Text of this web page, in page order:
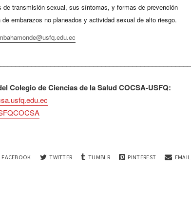
de transmisión sexual, sus síntomas, y formas de prevención
de embarazos no planeados y actividad sexual de alto riesgo.
Colegio de Ciencias de la Salud COCSA-USFQ:
FACEBOOK TWITTER TUMBLR PINTEREST EMAIL